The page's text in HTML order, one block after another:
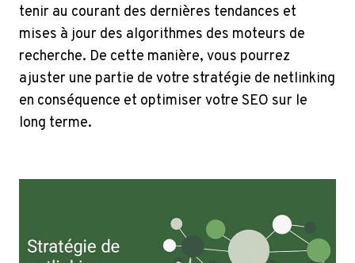
tenir au courant des dernières tendances et
mises à jour des algorithmes des moteurs de
recherche. De cette manière, vous pourrez
ajuster une partie de votre stratégie de netlinking
en conséquence et optimiser votre SEO sur le
long terme.